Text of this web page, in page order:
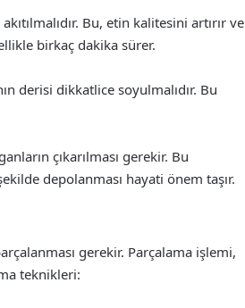
Bu, etin kalitesini artırır ve
birkaç dakika sürer.
derisi dikkatlice soyulmalıdır. Bu
çıkarılması gerekir. Bu
depolanması hayati önem taşır.
gerekir. Parçalama işlemi,
teknikleri: